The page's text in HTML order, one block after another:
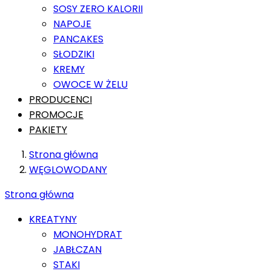
SOSY ZERO KALORII
NAPOJE
PANCAKES
SŁODZIKI
KREMY
OWOCE W ŻELU
PRODUCENCI
PROMOCJE
PAKIETY
Strona główna
WĘGLOWODANY
Strona główna
KREATYNY
MONOHYDRAT
JABŁCZAN
STAKI